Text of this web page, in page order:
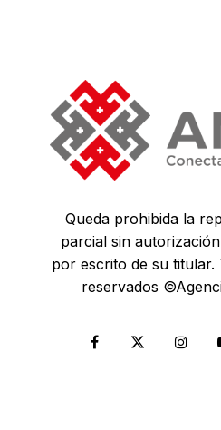
Queda prohibida la
parcial sin
por escrito de su titular.
reservados